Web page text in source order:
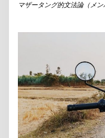
マザータング的文法論（メン